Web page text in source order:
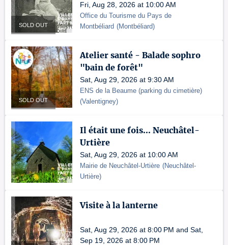
SOLD OUT
Fri, Aug 28, 2026 at 10:00 AM
Office du Tourisme du Pays de
Montbéliard (Montbéliard)
SOLD OUT
Atelier santé - Balade sophro
"bain de forêt"
Sat, Aug 29, 2026 at 9:30 AM
ENS de la Beaume (parking du cimetière)
(Valentigney)
Il était une fois... Neuchâtel-
Urtière
Sat, Aug 29, 2026 at 10:00 AM
Mairie de Neuchâtel-Urtière (Neuchâtel-
Urtière)
Visite à la lanterne
Sat, Aug 29, 2026 at 8:00 PM and Sat,
Sep 19, 2026 at 8:00 PM